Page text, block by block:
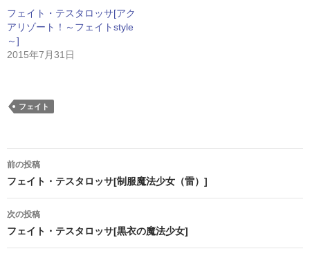
フェイト・テスタロッサ[アク
アリゾート！～フェイトstyle
～]
2015年7月31日
フェイト
投
稿
ナ
ビ
前の投稿
フェイト・テスタロッサ[制服魔法少女（雷）]
次の投稿
フェイト・テスタロッサ[黒衣の魔法少女]